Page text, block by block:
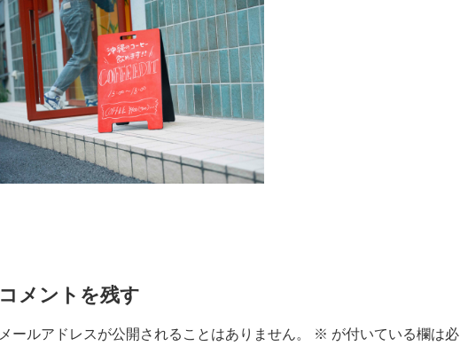
コメントを残す
メールアドレスが公開されることはありません。 ※ が付いている欄は必